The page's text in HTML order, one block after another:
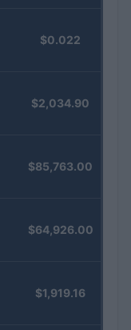
$0.022
$2,034.90
$85,763.00
$64,926.00
$1,919.16